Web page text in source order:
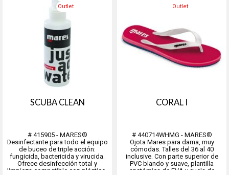
Outlet
SCUBA CLEAN
# 415905 - MARES®
Desinfectante para todo el equipo
de buceo de triple acción:
fungicida, bactericida y virucida.
Ofrece desinfección total y
limpieza compatible con plástico,
Outlet
CORAL I
# 440714WHMG - MARES®
Ojota Mares para dama, muy
cómodas. Talles del 36 al 40
inclusive. Con parte superior de
PVC blando y suave, plantilla
anatómica de EVA y suela de